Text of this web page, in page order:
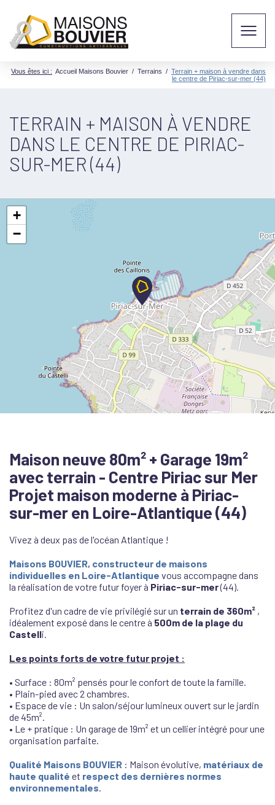
Vous êtes ici : Accueil Maisons Bouvier / Terrains / Terrain + maison à vendre dans
le centre de Piriac-sur-mer (44)
TERRAIN + MAISON À VENDRE
DANS LE CENTRE DE PIRIAC-
SUR-MER (44)
+
−
Maison neuve 80m² + Garage 19m²
avec terrain - Centre Piriac sur Mer
Projet maison moderne à Piriac-
sur-mer en Loire-Atlantique (44)
Vivez à deux pas de l'océan Atlantique !
Maisons BOUVIER, constructeur de maisons
individuelles en Loire-Atlantique vous accompagne dans
la réalisation de votre futur foyer à Piriac-sur-mer(44).
Profitez d'un cadre de vie privilégié sur un terrain de 360m² ,
idéalement exposé dans le centre à 500m de la plage du
Castelli.
Les points forts de votre futur projet :
• Surface : 80m² pensés pour le confort de toute la famille.
• Plain-pied avec 2 chambres.
• Espace de vie : Un salon/séjour lumineux ouvert sur le jardin
de 45m².
• Le + pratique : Un garage de 19m² et un cellier intégré pour une
organisation parfaite.
Qualité Maisons BOUVIER : Maison évolutive, matériaux de
haute qualité et respect des dernières normes
environnementales.